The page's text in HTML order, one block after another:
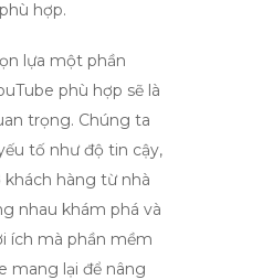
hợp.
lựa một phần
phù hợp sẽ là
trọng. Chúng ta
tố như độ tin cậy,
khách hàng từ nhà
nhau khám phá và
ích mà phần mềm
mang lại để nâng